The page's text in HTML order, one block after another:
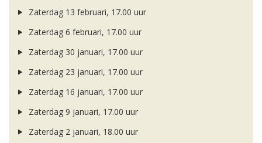
Zaterdag 13 februari, 17.00 uur
Zaterdag 6 februari, 17.00 uur
Zaterdag 30 januari, 17.00 uur
Zaterdag 23 januari, 17.00 uur
Zaterdag 16 januari, 17.00 uur
Zaterdag 9 januari, 17.00 uur
Zaterdag 2 januari, 18.00 uur